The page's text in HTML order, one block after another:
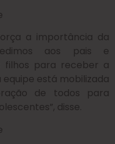
a importância da
aos pais e
filhos para receber a
equipe está mobilizada
de todos para
disse.